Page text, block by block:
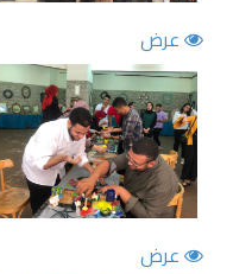
عرض
عرض